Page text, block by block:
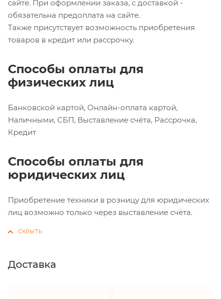
сайте. При оформлении заказа, с доставкой -
обязательна предоплата на сайте.
Также присутствует возможность приобретения
товаров в кредит или рассрочку.
Способы оплаты для
физических лиц
Банковской картой, Онлайн-оплата картой,
Наличными, СБП, Выставление счёта, Рассрочка,
Кредит
Способы оплаты для
юридических лиц
Приобретение техники в розницу для юридических
лиц возможно только через выставление счёта.
Доставка